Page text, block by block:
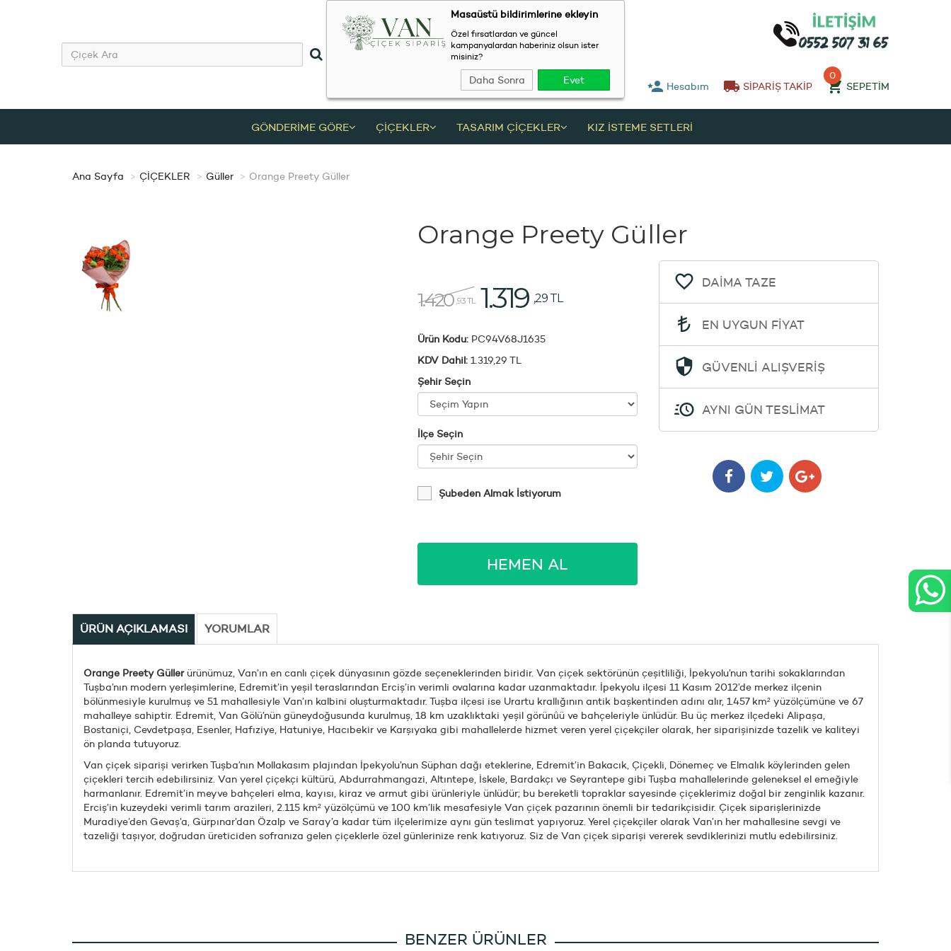
Masaüstü bildirimlerine ekleyin
Özel fırsatlardan ve güncel
kampanyalardan haberiniz olsun ister
misiniz?
Daha Sonra Evet Hesabım SİPARİŞ TAKİP
0
SEPETİM
GÖNDERİME GÖRE ÇİÇEKLER TASARIM ÇİÇEKLER KIZ İSTEME SETLERİ
Ana Sayfa ÇİÇEKLER Güller Orange Preety Güller
Orange Preety Güller
1.420 ,93 TL 1.319 ,29 TL
Ürün Kodu:PC94V68J1635
KDV Dahil:1.319,29 TL
Şehir Seçin
İlçe Seçin
Şubeden Almak İstiyorum
HEMEN AL
DAİMA TAZE
EN UYGUN FİYAT
GÜVENLİ ALIŞVERİŞ
AYNI GÜN TESLİMAT
ÜRÜN AÇIKLAMASI YORUMLAR
Orange Preety Güllerürünümuz, Van’ın en canlı çiçek dünyasının gözde seçeneklerinden biridir. Van çiçek sektörünün çeşitliliği, İpekyolu’nun tarihi sokaklarından
Tuşba’nın modern yerleşimlerine, Edremit’in yeşil teraslarından Erciş’in verimli ovalarına kadar uzanmaktadır. İpekyolu ilçesi 11 Kasım 2012’de merkez ilçenin
bölünmesiyle kurulmuş ve 51 mahallesiyle Van’ın kalbini oluşturmaktadır. Tuşba ilçesi ise Urartu krallığının antik başkentinden adını alır, 1.457 km² yüzölçümüne ve 67
mahalleye sahiptir. Edremit, Van Gölü’nün güneydoğusunda kurulmuş, 18 km uzaklıktaki yeşil görünü̇ü ve bahçeleriyle ünlüdür. Bu üç merkez ilçedeki Alipaşa,
Bostaniçi, Cevdetpaşa, Esenler, Hafıziye, Hatuniye, Hacıbekir ve Karşıyaka gibi mahallelerde hizmet veren yerel çiçekçiler olarak, her siparişinizde tazelik ve kaliteyi
ön planda tutuyoruz.
Van çiçek siparişi verirken Tuşba’nın Mollakasım plajından İpekyolu’nun Süphan dağı eteklerine, Edremit’in Bakacık, Çiçekli, Dönemeç ve Elmalık köylerinden gelen
çiçekleri tercih edebilirsiniz. Van yerel çiçekçi kültürü, Abdurrahmangazi, Altıntepe, İskele, Bardakçı ve Seyrantepe gibi Tuşba mahallelerinde geleneksel el emeğiyle
harmanlanır. Edremit’in meyve bahçeleri elma, kayısı, kiraz ve armut gibi ürünleriyle ünlüdür; bu bereketli topraklar sayesinde çiçeklerimiz doğal bir zenginlik kazanır.
Erciş’in kuzeydeki verimli tarım arazileri, 2.115 km² yüzölçümü ve 100 km’lik mesafesiyle Van çiçek pazarının önemli bir tedarikçisidir. Çiçek siparişlerinizde
Muradiye’den Gevaş’a, Gürpınar’dan Özalp ve Saray’a kadar tüm ilçelerimize aynı gün teslimat yapıyoruz. Yerel çiçekçiler olarak Van’ın her mahallesine sevgi ve
tazeliği taşıyor, doğrudan üreticiden sofranıza gelen çiçeklerle özel günlerinize renk katıyoruz. Siz de Van çiçek siparişi vererek sevdiklerinizi mutlu edebilirsiniz.
BENZER ÜRÜNLER